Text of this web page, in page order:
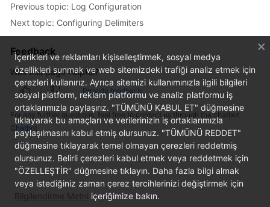
Practices
API
Reference
SDK
Reference
FAQs
Videos
AOM
Previous topic: Log Configuration
Next topic: Configuring Delimiters
Feedback
Was this page helpful?
Provide feedback
For any further questions, feel free to contact us through the chatbot.
Chatbot
İçerikleri ve reklamları kişiselleştirmek, sosyal medya
özellikleri sunmak ve web sitemizdeki trafiği analiz etmek için
çerezleri kullanırız. Ayrıca sitemizi kullanımınızla ilgili bilgileri
sosyal platform, reklam platformu ve analiz platformu iş
ortaklarımızla paylaşırız. "TÜMÜNÜ KABUL ET" düğmesine
tıklayarak bu amaçları ve verilerinizin iş ortaklarımızla
paylaşılmasını kabul etmiş olursunuz. "TÜMÜNÜ REDDET"
düğmesine tıklayarak temel olmayan çerezleri reddetmiş
olursunuz. Belirli çerezleri kabul etmek veya reddetmek için
"ÖZELLEŞTİR" düğmesine tıklayın. Daha fazla bilgi almak
veya istediğiniz zaman çerez tercihlerinizi değiştirmek için
Bilgilendirme Metni içeriğimize bakın.